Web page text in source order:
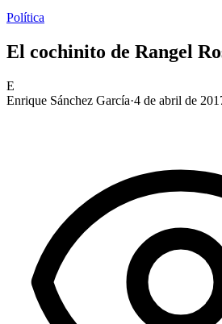
Política
El cochinito de Rangel
E
Enrique Sánchez García·4 de abril de